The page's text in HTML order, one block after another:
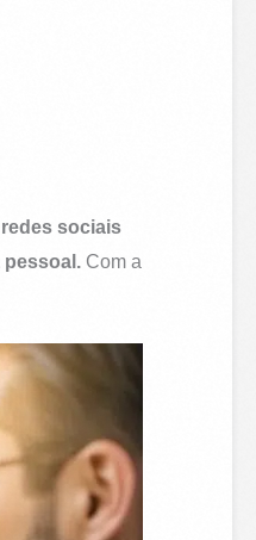
sociais
pessoal.Com a